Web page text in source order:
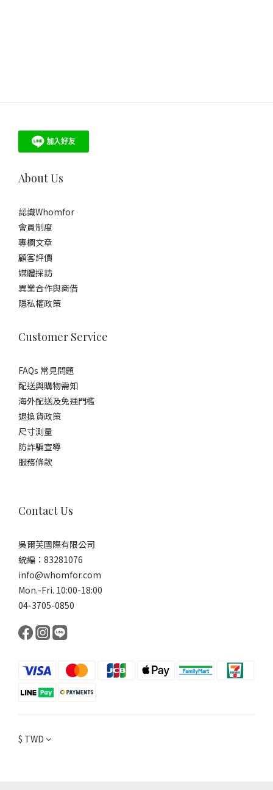
About Us
認識Whomfor
會員制度
專欄文章
顧客評價
媒體採訪
異業合作與商借
隱私權政策
Customer Service
FAQs 常見問題
配送與購物需知
海外配送及免運門檻
退換貨政策
尺寸測量
防詐騙宣導
服務條款
Contact Us
吳爾芙國際有限公司
統編：83281076
info@whomfor.com
Mon.-Fri. 10:00-18:00
04-3705-0850
$ TWD